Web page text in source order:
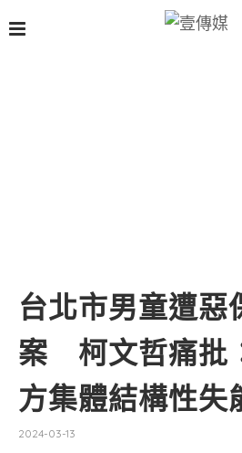
台北市男童遭惡
案 柯文哲痛批
方集體結構性失
2024-03-13